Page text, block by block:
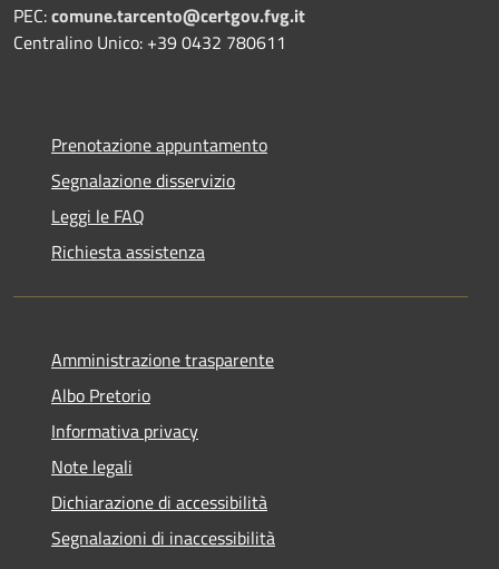
PEC:comune.tarcento@certgov.fvg.it
Centralino Unico: +39 0432 780611
Prenotazione appuntamento
Segnalazione disservizio
Leggi le FAQ
Richiesta assistenza
Amministrazione trasparente
Albo Pretorio
Informativa privacy
Note legali
Dichiarazione di accessibilità
Segnalazioni di inaccessibilità